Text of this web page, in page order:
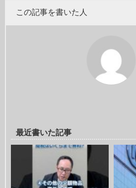
この記事を書いた人
最近書いた記事